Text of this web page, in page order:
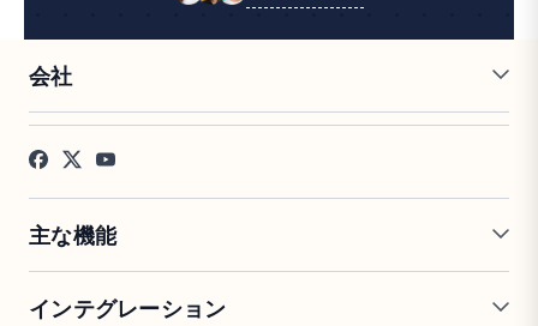
会社
採用情報
お客様の声
プレス
アフィリエイト
主な機能
条件付きロジック
インテグレーション